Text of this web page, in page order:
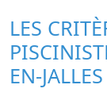
LES
EN-JALLES